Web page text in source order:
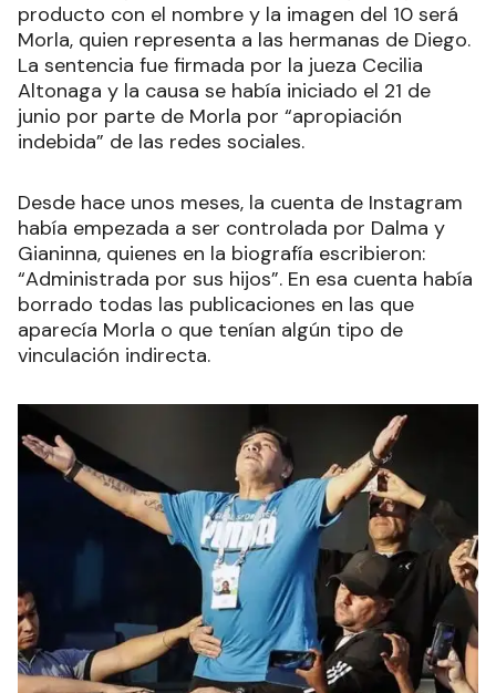
producto con el nombre y la imagen del 10 será
Morla, quien representa a las hermanas de Diego.
La sentencia fue firmada por la jueza Cecilia
Altonaga y la causa se había iniciado el 21 de
junio por parte de Morla por “apropiación
indebida” de las redes sociales.
Desde hace unos meses, la cuenta de Instagram
había empezada a ser controlada por Dalma y
Gianinna, quienes en la biografía escribieron:
“Administrada por sus hijos”. En esa cuenta había
borrado todas las publicaciones en las que
aparecía Morla o que tenían algún tipo de
vinculación indirecta.